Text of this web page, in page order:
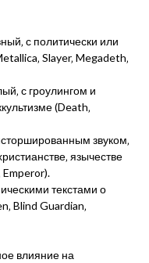
с политически или
Slayer‚ Megadeth‚
с гроулингом и
(Death‚
звуком‚
язычестве
Emperor).
текстами о
Blind Guardian‚
влияние на